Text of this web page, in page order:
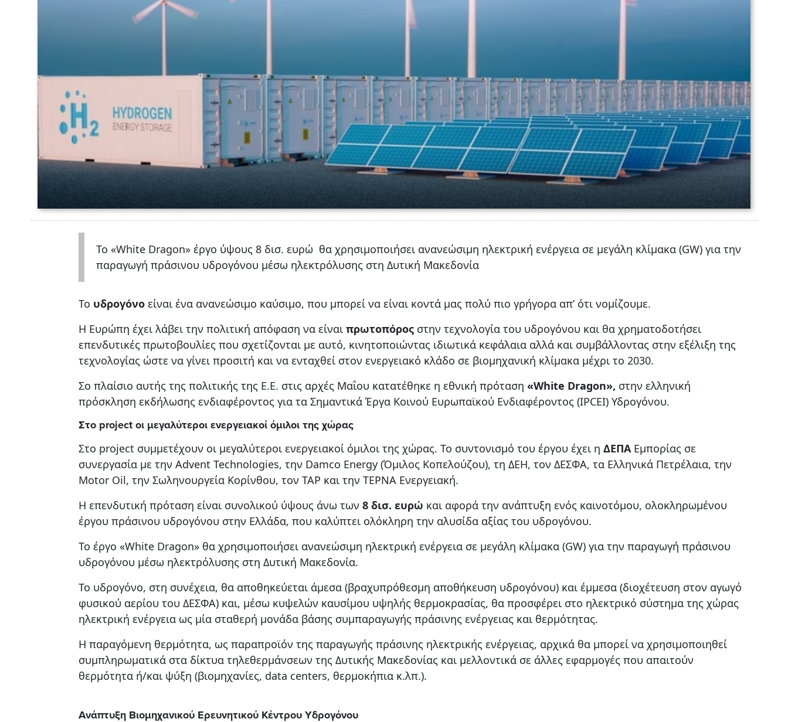
Το «White Dragon» έργο ύψους 8 δισ. ευρώ θα χρησιμοποιήσει ανανεώσιμη ηλεκτρική ενέργεια σε μεγάλη κλίμακα (GW) για την
παραγωγή πράσινου υδρογόνου μέσω ηλεκτρόλυσης στη Δυτική Μακεδονία
Το υδρογόνο είναι ένα ανανεώσιμο καύσιμο, που μπορεί να είναι κοντά μας πολύ πιο γρήγορα απ’ ότι νομίζουμε.
Η Ευρώπη έχει λάβει την πολιτική απόφαση να είναι πρωτοπόρος στην τεχνολογία του υδρογόνου και θα χρηματοδοτήσει
επενδυτικές πρωτοβουλίες που σχετίζονται με αυτό, κινητοποιώντας ιδιωτικά κεφάλαια αλλά και συμβάλλοντας στην εξέλιξη της
τεχνολογίας ώστε να γίνει προσιτή και να ενταχθεί στον ενεργειακό κλάδο σε βιομηχανική κλίμακα μέχρι το 2030.
Σο πλαίσιο αυτής της πολιτικής της Ε.Ε. στις αρχές Μαΐου κατατέθηκε η εθνική πρόταση «White Dragon», στην ελληνική
πρόσκληση εκδήλωσης ενδιαφέροντος για τα Σημαντικά Έργα Κοινού Ευρωπαϊκού Ενδιαφέροντος (IPCEI) Υδρογόνου.
Στο project οι μεγαλύτεροι ενεργειακοί όμιλοι της χώρας
Στο project συμμετέχουν οι μεγαλύτεροι ενεργειακοί όμιλοι της χώρας. Το συντονισμό του έργου έχει η ΔΕΠΑ Εμπορίας σε
συνεργασία με την Advent Technologies, την Damco Energy (Όμιλος Κοπελούζου), τη ΔΕΗ, τον ΔΕΣΦΑ, τα Ελληνικά Πετρέλαια, την
Motor Oil, την Σωληνουργεία Κορίνθου, τον TAP και την ΤΕΡΝΑ Ενεργειακή.
Η επενδυτική πρόταση είναι συνολικού ύψους άνω των 8 δισ. ευρώ και αφορά την ανάπτυξη ενός καινοτόμου, ολοκληρωμένου
έργου πράσινου υδρογόνου στην Ελλάδα, που καλύπτει ολόκληρη την αλυσίδα αξίας του υδρογόνου.
Το έργο «White Dragon» θα χρησιμοποιήσει ανανεώσιμη ηλεκτρική ενέργεια σε μεγάλη κλίμακα (GW) για την παραγωγή πράσινου
υδρογόνου μέσω ηλεκτρόλυσης στη Δυτική Μακεδονία.
Το υδρογόνο, στη συνέχεια, θα αποθηκεύεται άμεσα (βραχυπρόθεσμη αποθήκευση υδρογόνου) και έμμεσα (διοχέτευση στον αγωγό
φυσικού αερίου του ΔΕΣΦΑ) και, μέσω κυψελών καυσίμου υψηλής θερμοκρασίας, θα προσφέρει στο ηλεκτρικό σύστημα της χώρας
ηλεκτρική ενέργεια ως μία σταθερή μονάδα βάσης συμπαραγωγής πράσινης ενέργειας και θερμότητας.
Η παραγόμενη θερμότητα, ως παραπροϊόν της παραγωγής πράσινης ηλεκτρικής ενέργειας, αρχικά θα μπορεί να χρησιμοποιηθεί
συμπληρωματικά στα δίκτυα τηλεθερμάνσεων της Δυτικής Μακεδονίας και μελλοντικά σε άλλες εφαρμογές που απαιτούν
θερμότητα ή/και ψύξη (βιομηχανίες, data centers, θερμοκήπια κ.λπ.).
Ανάπτυξη Βιομηχανικού Ερευνητικού Κέντρου Υδρογόνου